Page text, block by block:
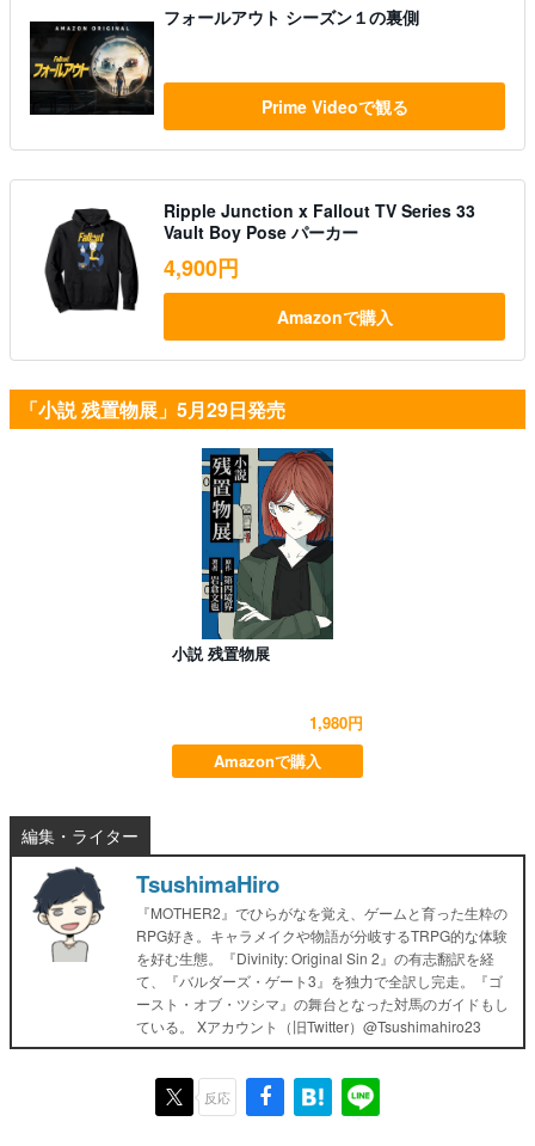
フォールアウト シーズン１の裏側
Prime Videoで観る
Ripple Junction x Fallout TV Series 33
Vault Boy Pose パーカー
4,900円
Amazonで購入
「小説 残置物展」5月29日発売
小説 残置物展
1,980円
Amazonで購入
編集・ライター
TsushimaHiro
『MOTHER2』でひらがなを覚え、ゲームと育った生粋の
RPG好き。キャラメイクや物語が分岐するTRPG的な体験
を好む生態。『Divinity: Original Sin 2』の有志翻訳を経
て、『バルダーズ・ゲート3』を独力で全訳し完走。『ゴ
ースト・オブ・ツシマ』の舞台となった対馬のガイドもし
ている。 Xアカウント（旧Twitter）@Tsushimahiro23
反応